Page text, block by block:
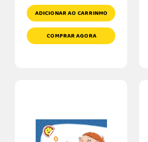
ADICIONAR AO CARRINHO
COMPRAR AGORA